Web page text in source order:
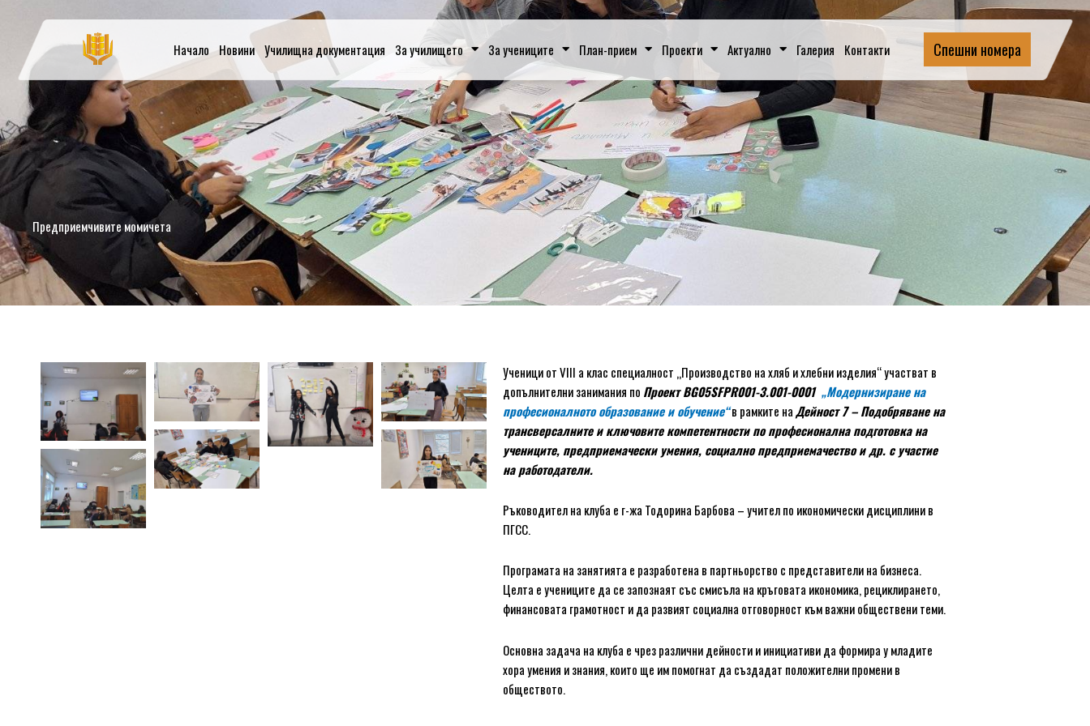
content
Начало Новини Училищна документация За училището За учениците План-прием Проекти Актуално Галерия Контакти Спешни номера
Предприемчивите момичета
Ученици от VIII а клас специалност „Производство на хляб и хлебни изделия“ участват в
допълнителни занимания по Проект BG05SFPR001-3.001-0001 „Модернизиране на
професионалното образование и обучение“в рамките наДейност 7 – Подобряване на
трансверсалните и ключовите компетентности по професионална подготовка на
учениците, предприемачески умения, социално предприемачество и др. с участие
на работодатели.
Ръководител на клуба е г-жа Тодорина Барбова – учител по икономически дисциплини в
ПГСС.
Програмата на занятията е разработена в партньорство с представители на бизнеса.
Целта е учениците да се запознаят със смисъла на кръговата икономика, рециклирането,
финансовата грамотност и да развият социална отговорност към важни обществени теми.
Основна задача на клуба е чрез различни дейности и инициативи да формира у младите
хора умения и знания, които ще им помогнат да създадат положителни промени в
обществото.